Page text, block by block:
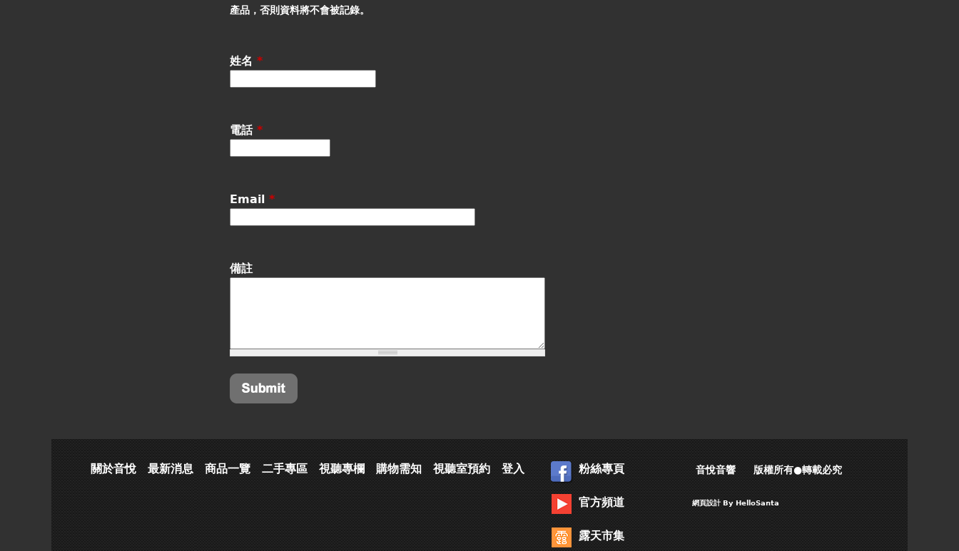
產品 ，否則資料將不會被記錄。
姓名*
電話*
Email*
備註
關於音悅 最新消息 商品一覽 二手專區 視聽專欄 購物需知 視聽室預約 登入 粉絲專頁
官方頻道
露天市集
音悅音響 版權所有●轉載必究
網頁設計By HelloSanta